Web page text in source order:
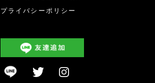
プライバシーポリシー